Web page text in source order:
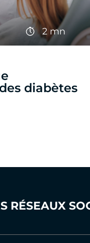
2 mn
diabètes
RÉSEAUX